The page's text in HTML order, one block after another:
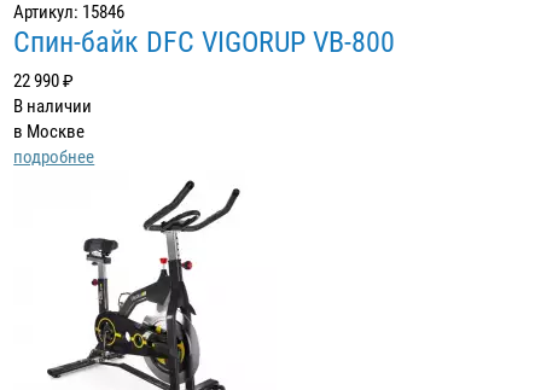
Артикул: 15846
Спин-байк DFC VIGORUP VB-800
22 990 ₽
В наличии
в Москве
подробнее